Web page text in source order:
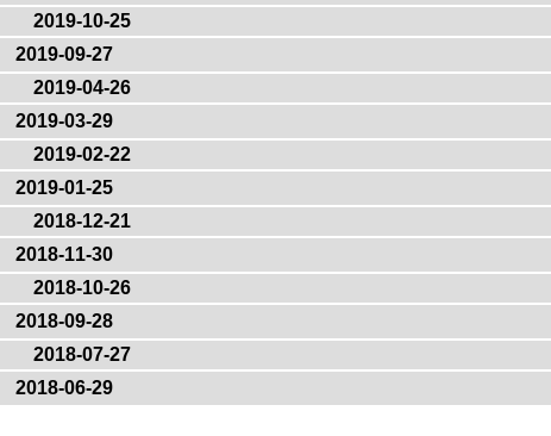
2019-10-25
2019-09-27
2019-04-26
2019-03-29
2019-02-22
2019-01-25
2018-12-21
2018-11-30
2018-10-26
2018-09-28
2018-07-27
2018-06-29